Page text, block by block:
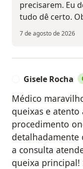
precisarem. Eu
tudo dê certo.
7 de agosto de 2026
Gisele Rocha
Médico
queixas e atento
procedimento
detalhadamente
a consulta
queixa principal!